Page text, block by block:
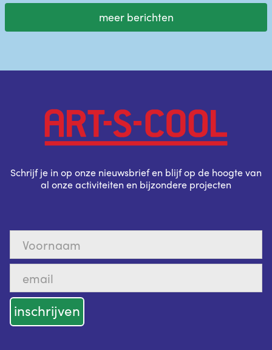
meer berichten
Schrijf je in op onze nieuwsbrief en blijf op de hoogte van
al onze activiteiten en bijzondere projecten